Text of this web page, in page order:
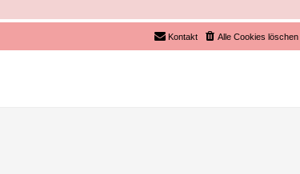
Alle Cookies löschen
Kontakt